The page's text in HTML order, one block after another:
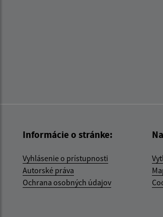
Informácie o stránke:
Vyhlásenie o prístupnosti
Autorské práva
Ochrana osobných údajov